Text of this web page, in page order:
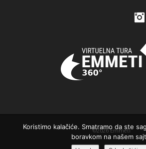
©2026 Emmeti
Koristimo kalačiće. Smatramo da ste
boravkom na našem